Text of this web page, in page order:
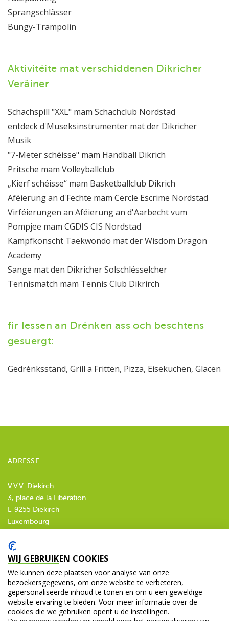
Sprangschlässer
Bungy-Trampolin
Aktivitéite mat verschiddenen Dikricher
Veräiner
Schachspill "XXL" mam Schachclub Nordstad
entdeck d'Museksinstrumenter mat der Dikricher
Musik
"7-Meter schéisse" mam Handball Dikrich
Pritsche mam Volleyballclub
„Kierf schéisse“ mam Basketballclub Dikrich
Aféierung an d'Fechte mam Cercle Escrime Nordstad
Virféierungen an Aféierung an d'Aarbecht vum
Pompjee mam CGDIS CIS Nordstad
Kampfkonscht Taekwondo mat der Wisdom Dragon
Academy
Sange mat den Dikricher Solschlësselcher
Tennismatch mam Tennis Club Dikrirch
fir Iessen an Drénken ass och beschtens
gesuergt:
Gedrénksstand, Grill a Fritten, Pizza, Eisekuchen, Glacen
ADRESSE
V.V.V. Diekirch
3, place de la Libération
L-9255 Diekirch
Luxembourg
E.tourisme@diekirch.lu
SOCIALE MEDIA
WIJ GEBRUIKEN COOKIES
We kunnen deze plaatsen voor analyse van onze
bezoekersgegevens, om onze website te verbeteren,
gepersonaliseerde inhoud te tonen en om u een geweldige
website-ervaring te bieden. Voor meer informatie over de
cookies die we gebruiken opent u de instellingen.